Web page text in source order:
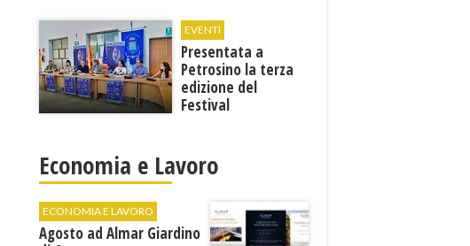
EVENTI
Presentata a
Petrosino la terza
edizione del
Festival
"Voci dal
Mediterraneo"
Economia e Lavoro
ECONOMIA E LAVORO
Agosto ad Almar Giardino